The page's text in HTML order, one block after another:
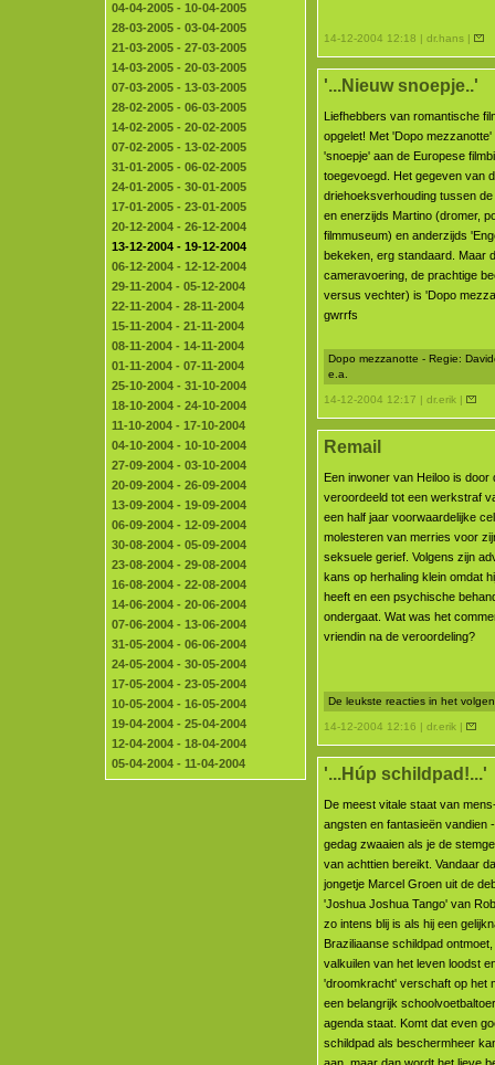
04-04-2005 - 10-04-2005
28-03-2005 - 03-04-2005
21-03-2005 - 27-03-2005
14-03-2005 - 20-03-2005
07-03-2005 - 13-03-2005
28-02-2005 - 06-03-2005
14-02-2005 - 20-02-2005
07-02-2005 - 13-02-2005
31-01-2005 - 06-02-2005
24-01-2005 - 30-01-2005
17-01-2005 - 23-01-2005
20-12-2004 - 26-12-2004
13-12-2004 - 19-12-2004
06-12-2004 - 12-12-2004
29-11-2004 - 05-12-2004
22-11-2004 - 28-11-2004
15-11-2004 - 21-11-2004
08-11-2004 - 14-11-2004
01-11-2004 - 07-11-2004
25-10-2004 - 31-10-2004
18-10-2004 - 24-10-2004
11-10-2004 - 17-10-2004
04-10-2004 - 10-10-2004
27-09-2004 - 03-10-2004
20-09-2004 - 26-09-2004
13-09-2004 - 19-09-2004
06-09-2004 - 12-09-2004
30-08-2004 - 05-09-2004
23-08-2004 - 29-08-2004
16-08-2004 - 22-08-2004
14-06-2004 - 20-06-2004
07-06-2004 - 13-06-2004
31-05-2004 - 06-06-2004
24-05-2004 - 30-05-2004
17-05-2004 - 23-05-2004
10-05-2004 - 16-05-2004
19-04-2004 - 25-04-2004
12-04-2004 - 18-04-2004
05-04-2004 - 11-04-2004
14-12-2004 12:18 | dr.hans |
'...Nieuw snoepje..'
Liefhebbers van romantische
opgelet! Met 'Dopo
'snoepje' aan de Europese
toegevoegd. Het gegeven van
driehoeksverhouding tussen de
en enerzijds Martino (dromer,
filmmuseum) en anderzijds
bekeken, erg standaard. Maar
cameravoering, de prachtige
versus vechter) is 'Dopo
gwrrfs
Dopo mezzanotte - Regie:
e.a.
14-12-2004 12:17 | dr.erik |
Remail
Een inwoner van Heiloo is door
veroordeeld tot een werkstraf
een half jaar voorwaardelijke
molesteren van merries voor
seksuele gerief. Volgens zijn
kans op herhaling klein omdat
heeft en een psychische
ondergaat. Wat was het
vriendin na de veroordeling?
De leukste reacties in het
14-12-2004 12:16 | dr.erik |
'...Húp schildpad!...'
De meest vitale staat van
angsten en fantasieën vandien
gedag zwaaien als je de
van achttien bereikt. Vandaar
jongetje Marcel Groen uit de
'Joshua Joshua Tango' van
zo intens blij is als hij een
Braziliaanse schildpad
valkuilen van het leven loodst
'droomkracht' verschaft op het
een belangrijk
agenda staat. Komt dat even
schildpad als beschermheer